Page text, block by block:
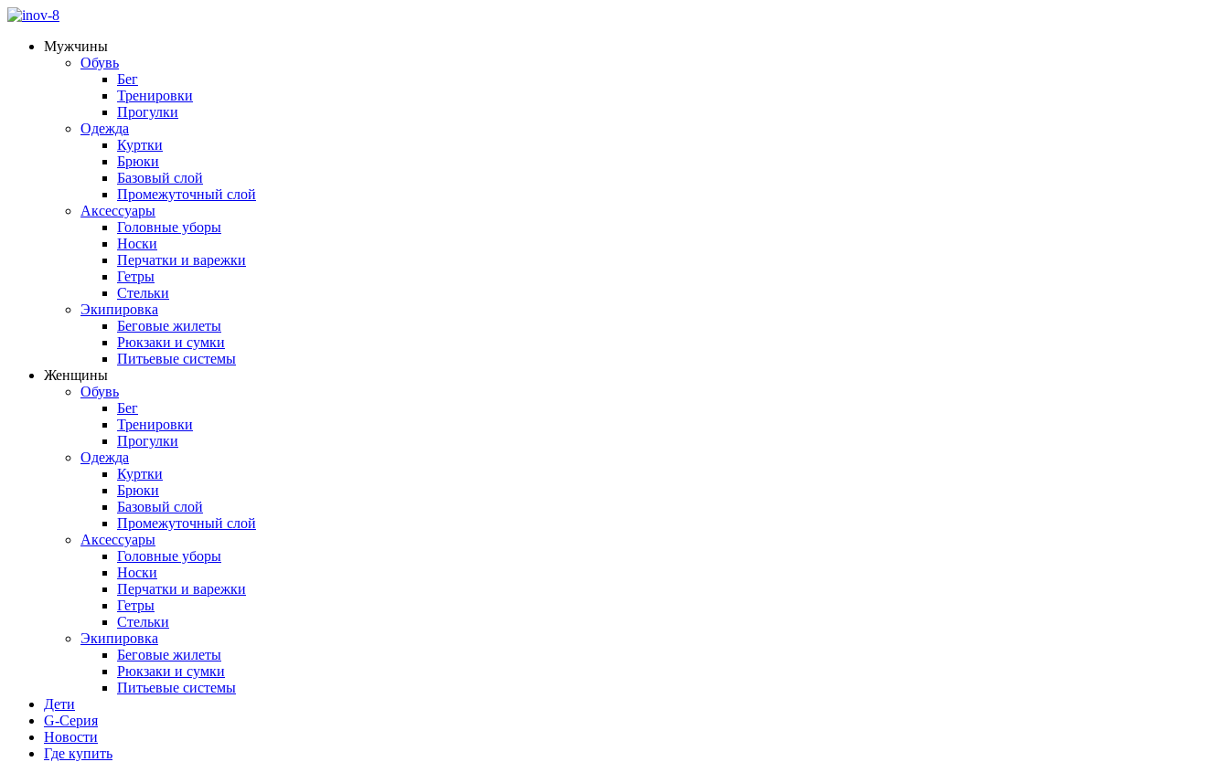
Мужчины
Обувь
Бег
Тренировки
Прогулки
Одежда
Куртки
Брюки
Базовый слой
Промежуточный слой
Аксессуары
Головные уборы
Носки
Перчатки и варежки
Гетры
Стельки
Экипировка
Беговые жилеты
Рюкзаки и сумки
Питьевые системы
Женщины
Обувь
Бег
Тренировки
Прогулки
Одежда
Куртки
Брюки
Базовый слой
Промежуточный слой
Аксессуары
Головные уборы
Носки
Перчатки и варежки
Гетры
Стельки
Экипировка
Беговые жилеты
Рюкзаки и сумки
Питьевые системы
Дети
G-Серия
Новости
Где купить